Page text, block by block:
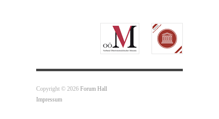
Copyright © 2026 Forum Hall
Impressum